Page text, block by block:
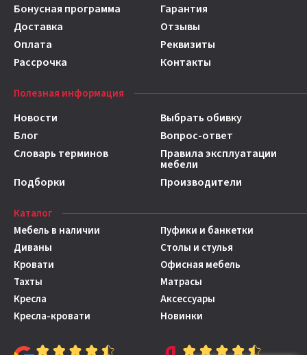
Бонусная программа
Гарантия
Доставка
Отзывы
Оплата
Реквизиты
Рассрочка
Контакты
Полезная информация
Новости
Выбрать обивку
Блог
Вопрос-ответ
Словарь терминов
Правила эксплуатации
мебели
Подборки
Производители
Каталог
Мебель в наличии
Диваны
Кровати
Тахты
Кресла
Кресла-кровати
Пуфики и банкетки
Столы и стулья
Офисная мебель
Матрасы
Аксессуары
Новинки